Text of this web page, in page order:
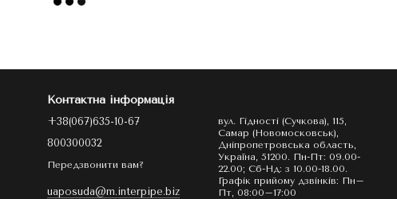
Контактна інформація
+38(067)635-10-67
800300032
Передзвонити вам?
uaposuda@m.interpipe.biz
вул. Гідності (Сучкова), 115,
Самар (Новомосковськ),
Дніпропетровська область,
Україна, 51200. Пн-Пт: 09.00-
22.00; Сб-Нд: з 10.00-18.00.
Графік прийому дзвінків: Пн–
Пт, 08:00–17:00